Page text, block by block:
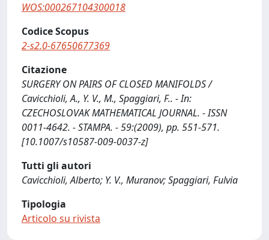
WOS:000267104300018
Codice Scopus
2-s2.0-67650677369
Citazione
SURGERY ON PAIRS OF CLOSED MANIFOLDS /
Cavicchioli, A., Y. V., M., Spaggiari, F.. - In:
CZECHOSLOVAK MATHEMATICAL JOURNAL. - ISSN
0011-4642. - STAMPA. - 59:(2009), pp. 551-571.
[10.1007/s10587-009-0037-z]
Tutti gli autori
Cavicchioli, Alberto; Y. V., Muranov; Spaggiari, Fulvia
Tipologia
Articolo su rivista